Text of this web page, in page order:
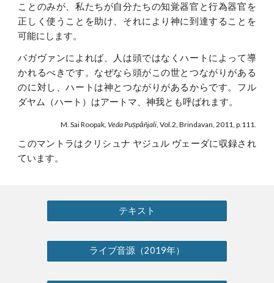
ことのみが、私たちが自分たちの知覚器官と行為器官を
正しく使うことを助け、それにより神に到達することを
可能にします。
バガヴァンによれば、人は頭ではなくハートによって導
かれるべきです。なぜなら頭がこの世とつながりがある
のに対し、ハートは神とつながりがあるからです。フル
ダヤム（ハート）はアートマ、神我とも呼ばれます。
M. Sai Roopak, Veda Puṣpāñjali, Vol.2, Brindavan, 2011, p.111.
このマントラはクリシュナ ヤジュル ヴェーダに収録され
ています。
テキスト
ライブ音源（2019年）